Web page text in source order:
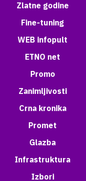
Zlatne godine
Fine-tuning
WEB infopult
ETNO net
Promo
Zanimljivosti
Crna kronika
Promet
Glazba
Infrastruktura
Izbori